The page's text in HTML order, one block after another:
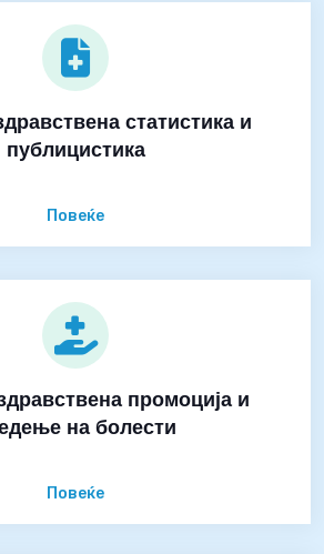
статистика и
публицистика
Повеќе
промоција и
на болести
Повеќе